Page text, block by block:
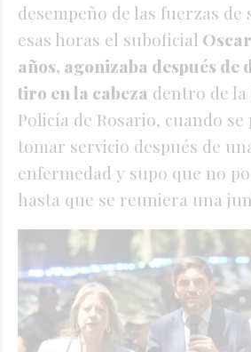
desempeño de las fuerzas de
esas horas el suboficial
años, agonizaba después de
tiro en la cabeza dentro de la
Policía de Rosario, cuando
tomar servicio después de
enfermedad y supo que no
hasta que se reuniera una